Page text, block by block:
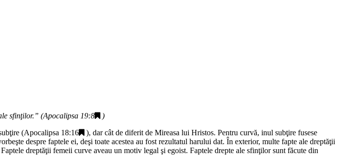
sfinţilor.” (Apocalipsa 19:8
)
(Apocalipsa 18:16
), dar cât de diferit de Mireasa lui Hristos. Pentru curvă, inul subţire fusese
despre faptele ei, deşi toate acestea au fost rezultatul harului dat. În exterior, multe fapte ale dreptăţii
dreptăţii femeii curve aveau un motiv legal şi egoist. Faptele drepte ale sfinţilor sunt făcute din